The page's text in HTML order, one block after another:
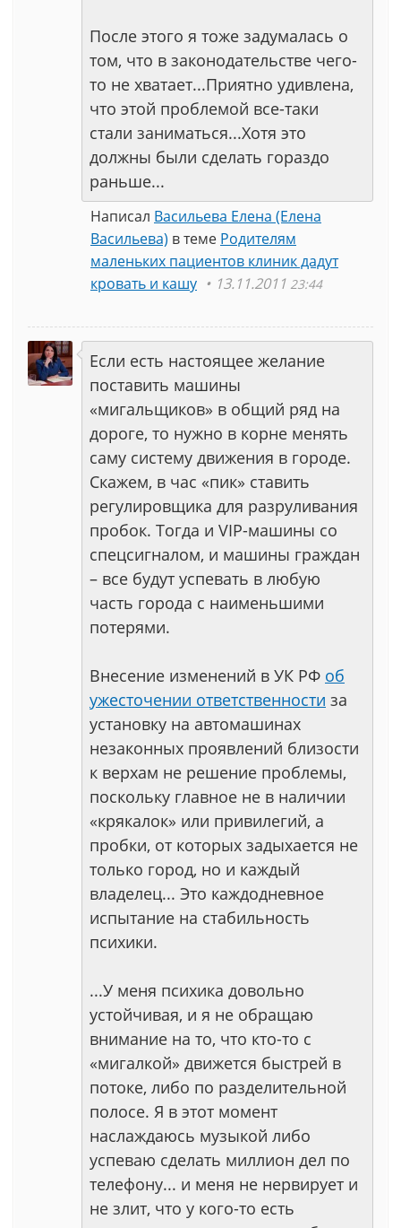
После этого я тоже задумалась о
том, что в законодательстве чего-
то не хватает...Приятно удивлена,
что этой проблемой все-таки
стали заниматься...Хотя это
должны были сделать гораздо
раньше...
Написал Васильева Елена (Елена
Васильева) в теме Родителям
маленьких пациентов клиник дадут
кровать и кашу
13.11.2011 23:44
Если есть настоящее желание
поставить машины
«мигальщиков» в общий ряд на
дороге, то нужно в корне менять
саму систему движения в городе.
Скажем, в час «пик» ставить
регулировщика для разруливания
пробок. Тогда и VIP-машины со
спецсигналом, и машины граждан
– все будут успевать в любую
часть города с наименьшими
потерями.
Внесение изменений в УК РФ об
ужесточении ответственности за
установку на автомашинах
незаконных проявлений близости
к верхам не решение проблемы,
поскольку главное не в наличии
«крякалок» или привилегий, а
пробки, от которых задыхается не
только город, но и каждый
владелец... Это каждодневное
испытание на стабильность
психики.
...У меня психика довольно
устойчивая, и я не обращаю
внимание на то, что кто-то с
«мигалкой» движется быстрей в
потоке, либо по разделительной
полосе. Я в этот момент
наслаждаюсь музыкой либо
успеваю сделать миллион дел по
телефону... и меня не нервирует и
не злит, что у кого-то есть